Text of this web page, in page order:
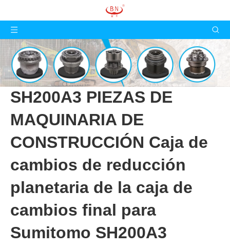
SH200A3 PIEZAS DE
MAQUINARIA DE
CONSTRUCCIÓN Caja de
cambios de reducción
planetaria de la caja de
cambios final para
Sumitomo SH200A3